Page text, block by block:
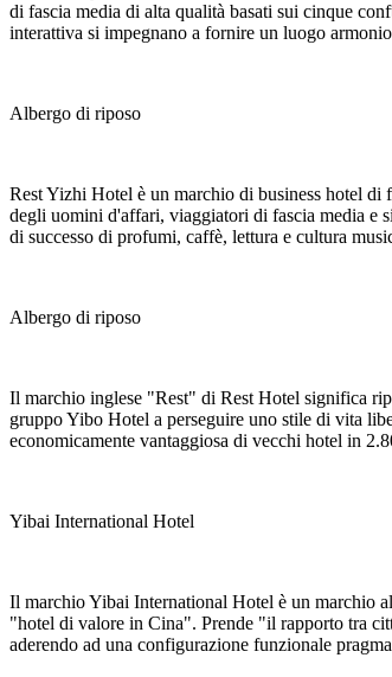
di fascia media di alta qualità basati sui cinque
interattiva si impegnano a fornire un luogo
Albergo di riposo
Rest Yizhi Hotel è un marchio di business hotel di
degli uomini d'affari, viaggiatori di fascia media e
di successo di profumi, caffè, lettura e cultura
Albergo di riposo
Il marchio inglese "Rest" di Rest Hotel significa
gruppo Yibo Hotel a perseguire uno stile di vita
economicamente vantaggiosa di vecchi hotel in
Yibai International Hotel
Il marchio Yibai International Hotel è un marchio
"hotel di valore in Cina". Prende "il rapporto tra
aderendo ad una configurazione funzionale